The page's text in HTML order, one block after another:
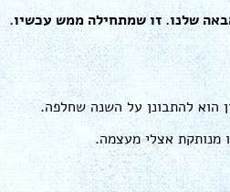
שלנו. זו שמתחילה ממש עכשיו.
הוא להתבונן על השנה שחלפה.